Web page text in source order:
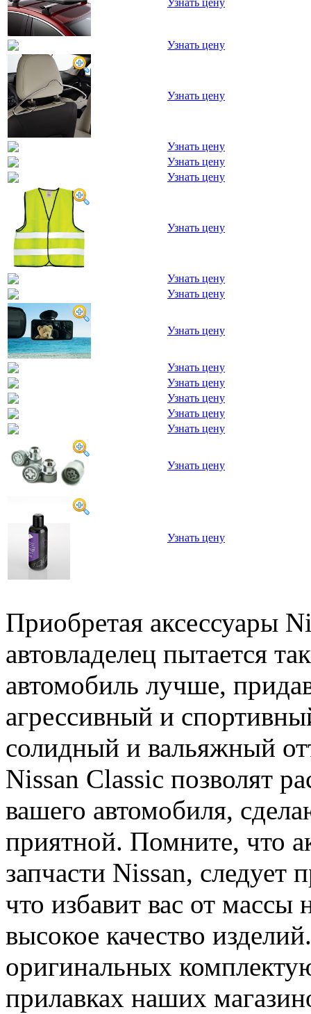
Узнать цену
Узнать цену
Узнать цену
Узнать цену
Узнать цену
Узнать цену
Узнать цену
Узнать цену
Узнать цену
Узнать цену
Узнать цену
Узнать цену
Узнать цену
Узнать цену
Узнать цену
Узнать цену
Узнать цену
Приобретая аксессуары
автовладелец пытается
автомобиль лучше,
агрессивный и
солидный и вальяжный
Nissan Classic позволят
вашего автомобиля,
приятной. Помните, что
запчасти Nissan, следует
что избавит вас от массы
высокое качество
оригинальных
прилавках наших